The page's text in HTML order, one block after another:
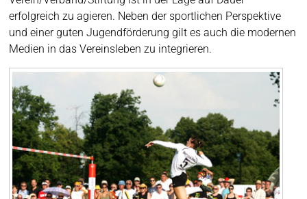
erfolgreich zu agieren. Neben der sportlichen Perspektive
und einer guten Jugendförderung gilt es auch die modernen
Medien in das Vereinsleben zu integrieren.